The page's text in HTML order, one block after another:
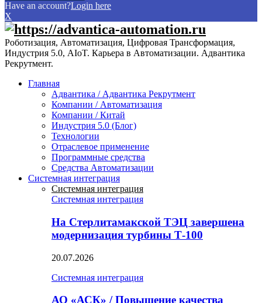
Have an account?Login here
X
Роботизация, Автоматизация, Цифровая Трансформация,
Индустрия 5.0, AIoT. Карьера в Автоматизации. Адвантика
Рекрутмент.
Главная
Адвантика / Адвантика Рекрутмент
Компании / Автоматизация
Компании / Китай
Индустрия 5.0 (Блог)
Технологии
Отраслевое применение
Программные средства
Средства Автоматизации
Системная интеграция
Системная интеграция
Системная интеграция
На Стерлитамакской ТЭЦ завершена
модернизация турбины Т-100
20.07.2026
Системная интеграция
АО «АСК» / Повышение качества